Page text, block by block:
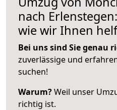
nach
wie wir Ihnen
Bei uns sind Sie genau
zuverlässige und
suchen!
Warum?Weil unser
richtig ist.